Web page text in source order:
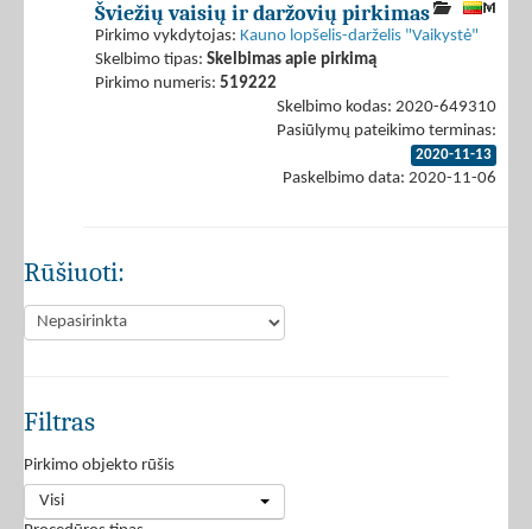
Šviežių vaisių ir daržovių pirkimas
Pirkimo vykdytojas: Kauno lopšelis-darželis "Vaikystė"
Skelbimo tipas: Skelbimas apie pirkimą
Pirkimo numeris: 519222
Skelbimo kodas: 2020-649310
Pasiūlymų pateikimo terminas:
2020-11-13
Paskelbimo data: 2020-11-06
Rūšiuoti:
Filtras
Pirkimo objekto rūšis
Visi